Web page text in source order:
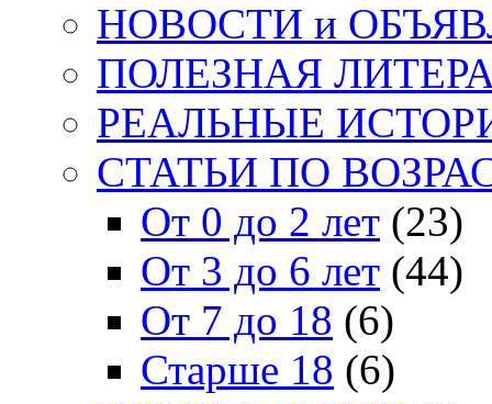
НОВОСТИ и
ПОЛЕЗНАЯ
РЕАЛЬНЫЕ
СТАТЬИ ПО
От 0 до 2 лет (23)
От 3 до 6 лет (44)
От 7 до 18 (6)
Старше 18 (6)